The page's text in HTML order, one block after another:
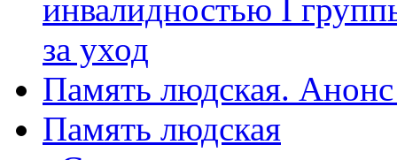
инвалидностью I
за уход
Память людская.
Память людская